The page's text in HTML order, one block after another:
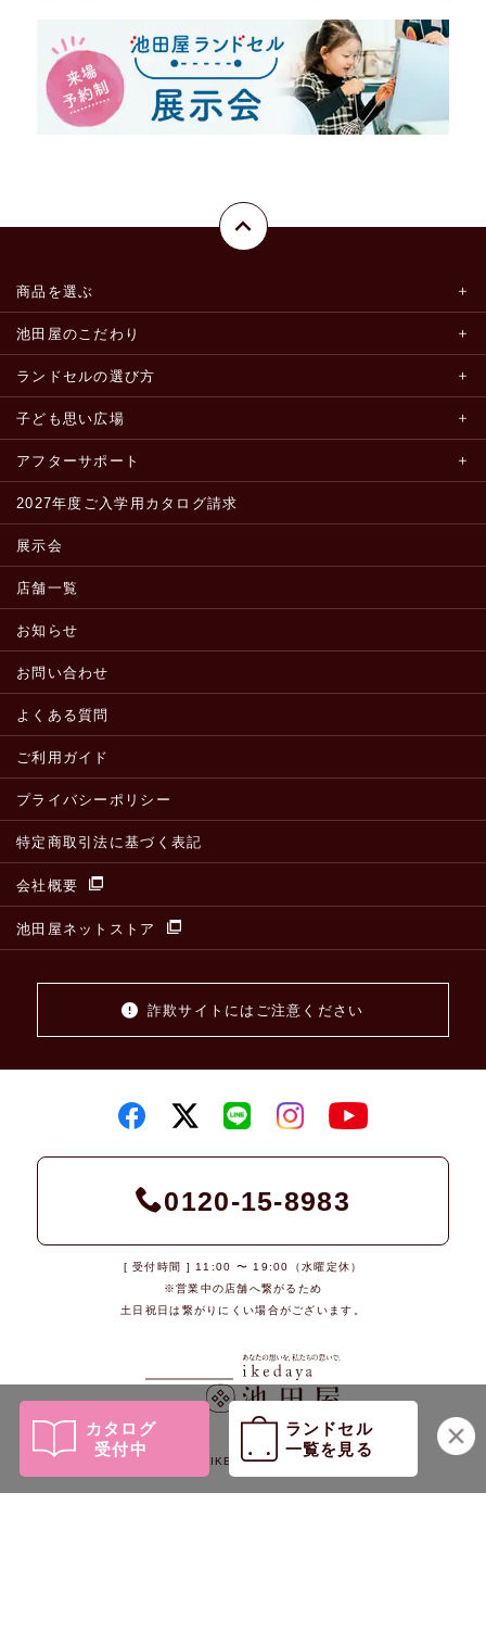
カタログ
受付中
ランドセル
一覧を見る
商品を選ぶ
池田屋のこだわり
ランドセルの選び方
子ども思い広場
アフターサポート
2027年度ご入学用カタログ請求
展示会
店舗一覧
お知らせ
お問い合わせ
よくある質問
ご利用ガイド
プライバシーポリシー
特定商取引法に基づく表記
会社概要
池田屋ネットストア
詐欺サイトにはご注意ください
0120-15-8983
[ 受付時間 ] 11:00 〜 19:00（水曜定休）
※営業中の店舗へ繋がるため
土日祝日は繋がりにくい場合がございます。
© 2026 IKEDAYA Co., Ltd.